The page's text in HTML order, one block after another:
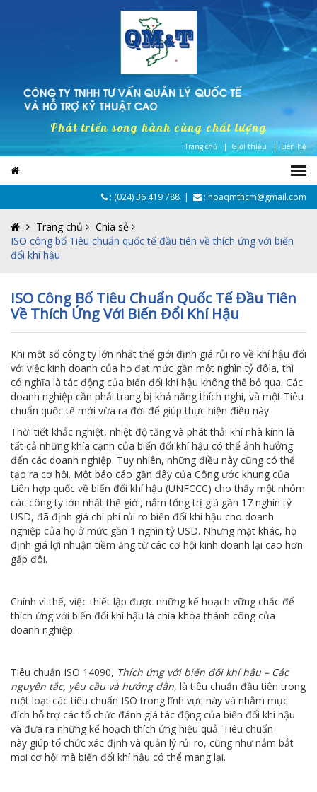
Phát triển song hành cùng chất lượng
Trang chủ | Giới thiệu | Liên hệ
: (024) 36 419 788 | : hoaqmthcm@gmail.com
Trang chủ
Chia sẻ
ISO công bố Tiêu chuẩn quốc tế đầu tiên về thích ứng với biến
đổi khí hậu
ISO Công Bố Tiêu Chuẩn Quốc Tế Đầu Tiên
Về Thích Ứng Với Biến Đổi Khí Hậu
Khi một số công ty lớn nhất thế giới định giá rủi ro về khí hậu đối
với việc kinh doanh của họ đạt mức gần một nghìn tỷ đôla, thì
có nghĩa là tác động của biến đổi khí hậu không thể bỏ qua. Các
doanh nghiệp cần phải trang bị khả năng thích nghi, và một Tiêu
chuẩn quốc tế mới vừa ra đời để giúp thực hiện điều này.
Thời tiết khắc nghiệt, nhiệt độ tăng và phát thải khí nhà kính là
tất cả những khía cạnh của biến đổi khí hậu có thể ảnh hưởng
đến các doanh nghiệp. Tuy nhiên, những điều này cũng có thể
tạo ra cơ hội. Một báo cáo gần đây của Công ước khung của
Liên hợp quốc về biến đổi khí hậu (UNFCCC) cho thấy một nhóm
các công ty lớn nhất thế giới, nắm tổng trị giá gần 17 nghìn tỷ
USD, đã định giá chi phí rủi ro biến đổi khí hậu cho doanh
nghiệp của họ ở mức gần 1 nghìn tỷ USD. Nhưng mặt khác, họ
định giá lợi nhuận tiềm ăng từ các cơ hội kinh doanh lại cao hơn
gấp đôi.
Chính vì thế, việc thiết lập được những kế hoạch vững chắc để
thích ứng với biến đổi khí hậu là chìa khóa thành công của
doanh nghiệp.
Tiêu chuẩn ISO 14090, Thích ứng với biến đổi khí hậu – Các
nguyên tắc, yêu cầu và hướng dẫn, là tiêu chuẩn đầu tiên trong
một loạt các tiêu chuẩn ISO trong lĩnh vực này và nhằm mục
đích hỗ trợ các tổ chức đánh giá tác động của biến đổi khí hậu
và đưa ra những kế hoạch thích ứng hiệu quả. Tiêu chuẩn
này giúp tổ chức xác định và quản lý rủi ro, cũng như nắm bắt
mọi cơ hội mà biến đổi khí hậu có thể mang lại.